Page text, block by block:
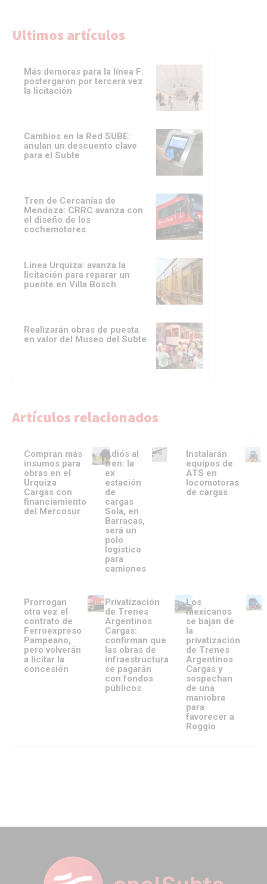
Ultimos artículos
Más demoras para la línea F:
postergaron por tercera vez
la licitación
Cambios en la Red SUBE:
anulan un descuento clave
para el Subte
Tren de Cercanías de
Mendoza: CRRC avanza con
el diseño de los
cochemotores
Línea Urquiza: avanza la
licitación para reparar un
puente en Villa Bosch
Realizarán obras de puesta
en valor del Museo del Subte
Artículos relacionados
Compran más
insumos para
obras en el
Urquiza
Cargas con
financiamiento
del Mercosur
Adiós al
tren: la
ex
estación
de
cargas
Sola, en
Barracas,
será un
polo
logístico
para
camiones
Instalarán
equipos de
ATS en
locomotoras
de cargas
Prorrogan
otra vez el
contrato de
Ferroexpreso
Pampeano,
pero volverán
a licitar la
concesión
Privatización
de Trenes
Argentinos
Cargas:
confirman que
las obras de
infraestructura
se pagarán
con fondos
públicos
Los
mexicanos
se bajan de
la
privatización
de Trenes
Argentinos
Cargas y
sospechan
de una
maniobra
para
favorecer a
Roggio